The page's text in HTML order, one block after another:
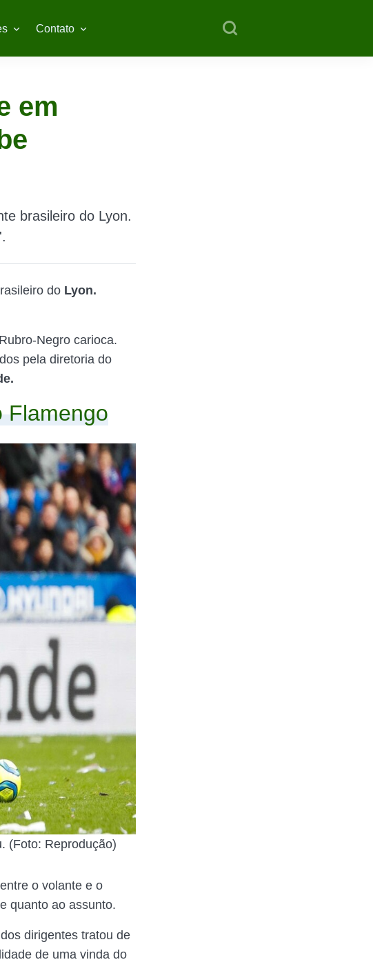
Contato
em
brasileiro do Lyon.
do Lyon.
Negro carioca.
pela diretoria do
Flamengo
(Foto: Reprodução)
o volante e o
quanto ao assunto.
dirigentes tratou de
de uma vinda do